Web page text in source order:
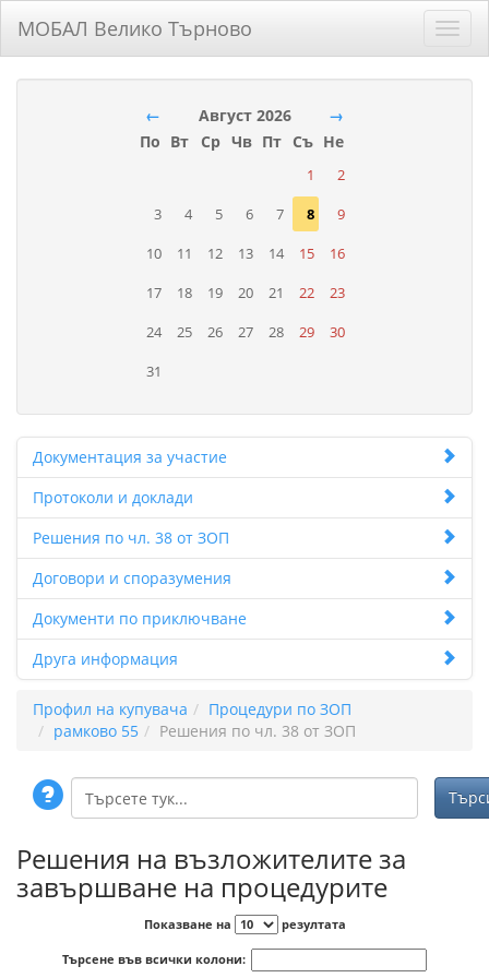
МОБАЛ Велико Търново
← Август 2026
→
По Вт Ср Чв Пт Съ Не
1
2
3
4 5 6 7 8
9
10
11 12 13 14 15
16
17
18 19 20 21 22
23
24
25 26 27 28 29
30
31
Документация за участие
Протоколи и доклади
Решения по чл. 38 от ЗОП
Договори и споразумения
Документи по приключване
Друга информация
Профил на купувача
Процедури по ЗОП
рамково 55
Решения по чл. 38 от ЗОП
Решения на възложителите за
завършване на процедурите
Показване на резултата
Търсене във всички колони: